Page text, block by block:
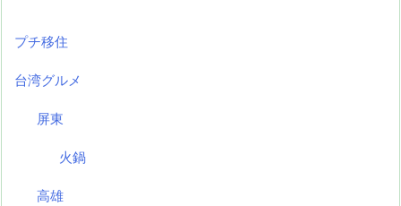
プチ移住
台湾グルメ
屏東
火鍋
高雄